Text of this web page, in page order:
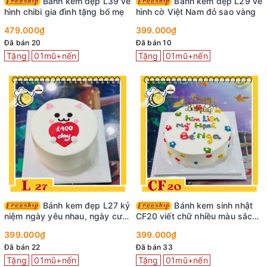
hình chibi gia đình tặng bố mẹ
479.000₫
Đã bán 20
Tặng 01mũ+nến
hình cờ Việt Nam đỏ sao vàng
399.000₫
Đã bán 10
Tặng 01mũ+nến
Bánh kem đẹp L27 kỷ
niệm ngày yêu nhau, ngày cưới
399.000₫
Đã bán 22
Tặng 01mũ+nến
CF20 viết chữ nhiều màu sắc
399.000₫
Đã bán 33
Tặng 01mũ+nến